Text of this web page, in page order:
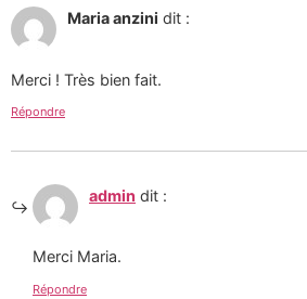
Maria anzini dit :
Merci ! Très bien fait.
Répondre
admin dit :
Merci Maria.
Répondre